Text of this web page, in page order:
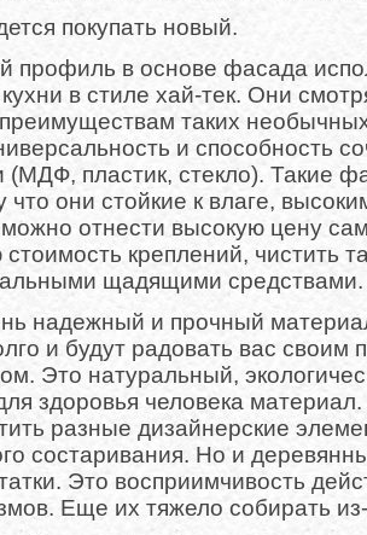
покупать новый.
профиль в основе фасада
в стиле хай-тек. Они
таких
и способность
(МДФ, пластик, стекло). Такие
что они стойкие к влаге,
отнести высокую цену
креплений, чистить
щадящими средствами.
надежный и прочный
и будут радовать вас своим
Это натуральный,
здоровья человека
разные дизайнерские
состаривания. Но и
Это восприимчивость
Еще их тяжело собирать